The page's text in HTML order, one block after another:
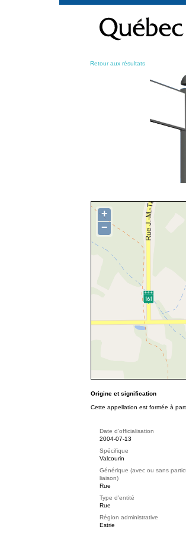
contenu
Retour aux résultats
+
−
Origine et signification
Cette appellation est formée à
Date d'officialisation
2004-07-13
Spécifique
Valcourin
Générique (avec ou sans
liaison)
Rue
Type d'entité
Rue
Région administrative
Estrie